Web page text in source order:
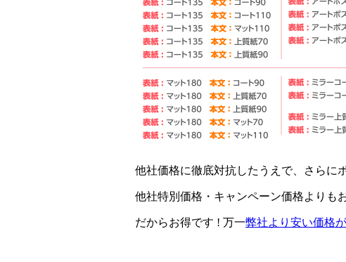
他社価格に徹底対抗したうえで、 さらに
他社特別価格・キャンペーン価格よりも
だからお得です ! 万一弊社より安い価格